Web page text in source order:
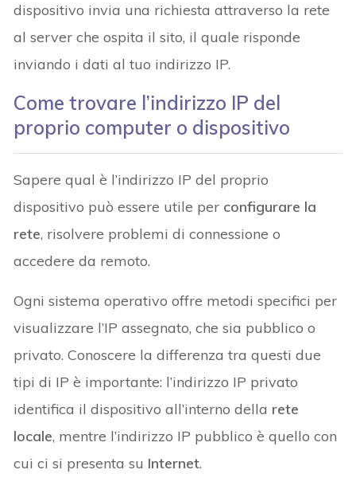
dispositivo invia una richiesta attraverso la rete
al server che ospita il sito, il quale risponde
inviando i dati al tuo indirizzo IP.
Come trovare l’indirizzo IP del
proprio computer o dispositivo
Sapere qual è l’indirizzo IP del proprio
dispositivo può essere utile per configurare la
rete, risolvere problemi di connessione o
accedere da remoto.
Ogni sistema operativo offre metodi specifici per
visualizzare l’IP assegnato, che sia pubblico o
privato. Conoscere la differenza tra questi due
tipi di IP è importante: l’indirizzo IP privato
identifica il dispositivo all’interno della rete
locale, mentre l’indirizzo IP pubblico è quello con
cui ci si presenta su Internet.